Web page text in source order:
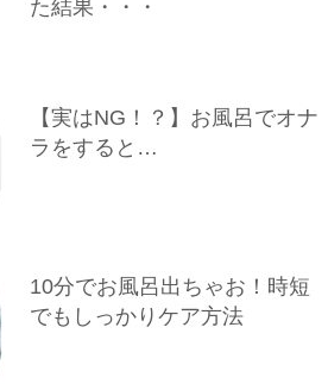
た結果・・・
【実はNG！？】お風呂でオナ
ラをすると…
10分でお風呂出ちゃお！時短
でもしっかりケア方法